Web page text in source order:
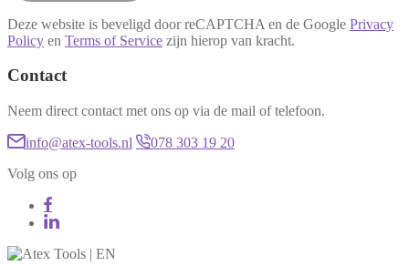
Deze website is beveligd door reCAPTCHA en de Google Privacy
Policy en Terms of Service zijn hierop van kracht.
Contact
Neem direct contact met ons op via de mail of telefoon.
info@atex-tools.nl
078 303 19 20
Volg ons op